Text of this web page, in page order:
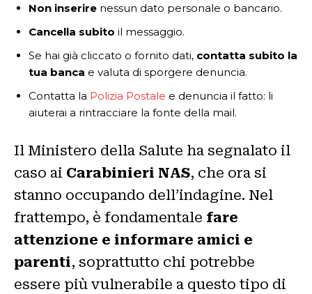
Non inserire nessun dato personale o bancario.
Cancella subito il messaggio.
Se hai già cliccato o fornito dati, contatta subito la
tua banca e valuta di sporgere denuncia.
Contatta la Polizia Postale e denuncia il fatto: li
aiuterai a rintracciare la fonte della mail.
Il Ministero della Salute ha segnalato il
caso ai Carabinieri NAS, che ora si
stanno occupando dell’indagine. Nel
frattempo, è fondamentale fare
attenzione e informare amici e
parenti, soprattutto chi potrebbe
essere più vulnerabile a questo tipo di